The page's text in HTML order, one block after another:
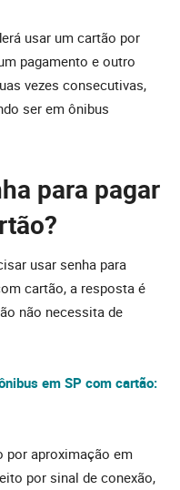
usar um cartão por
pagamento e outro
vezes consecutivas,
ser em ônibus
para pagar
usar senha para
cartão, a resposta é
não necessita de
em SP com cartão:
por aproximação em
por sinal de conexão,